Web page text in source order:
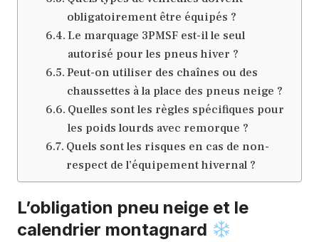
obligatoirement être équipés ?
Le marquage 3PMSF est-il le seul
autorisé pour les pneus hiver ?
Peut-on utiliser des chaînes ou des
chaussettes à la place des pneus neige ?
Quelles sont les règles spécifiques pour
les poids lourds avec remorque ?
Quels sont les risques en cas de non-
respect de l’équipement hivernal ?
L’obligation pneu neige et le
calendrier montagnard